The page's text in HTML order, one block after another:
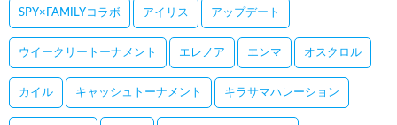
SPY×FAMILYコラボ アイリス アップデート
ウイークリートーナメント エレノア エンマ オスクロル
カイル キャッシュトーナメント キラサマハレーション